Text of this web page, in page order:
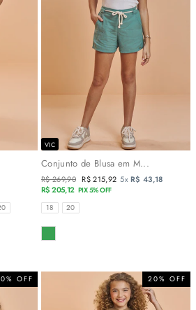
VIC
Conjunto de Blusa em M...
Preço
normal
R$ 269,90 Preço
promocional
R$ 215,92 5xR$ 43,18
R$ 205,12 PIX 5% OFF
TAMANHOS
18 20
COR
OFF 20% OFF